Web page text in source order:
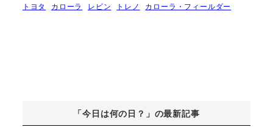
トヨタ カローラ レビン トレノ カローラ・フィールダー
「今日は何の日？」の最新記事